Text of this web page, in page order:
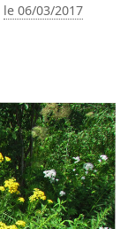
le 06/03/2017